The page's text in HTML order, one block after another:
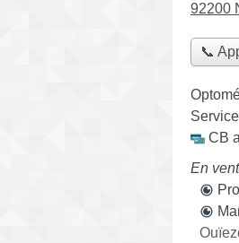
92200
📞
CB
En